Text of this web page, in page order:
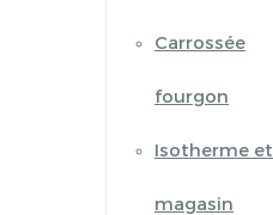
Carrossée
fourgon
Isotherme et
magasin